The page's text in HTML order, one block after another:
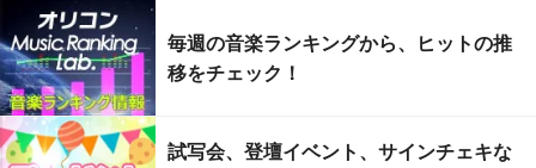
毎週の音楽ランキングから、ヒットの推
移をチェック！
試写会、登壇イベント、サインチェキな